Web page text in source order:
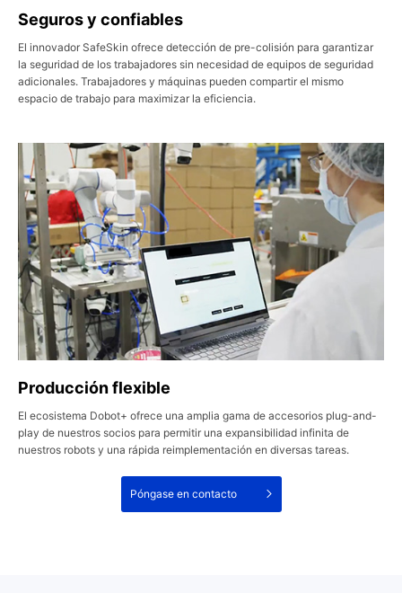
Seguros y confiables
El innovador SafeSkin ofrece detección de pre-colisión para garantizar
la seguridad de los trabajadores sin necesidad de equipos de seguridad
adicionales. Trabajadores y máquinas pueden compartir el mismo
espacio de trabajo para maximizar la eficiencia.
Producción flexible
El ecosistema Dobot+ ofrece una amplia gama de accesorios plug-and-
play de nuestros socios para permitir una expansibilidad infinita de
nuestros robots y una rápida reimplementación en diversas tareas.
Póngase en contacto